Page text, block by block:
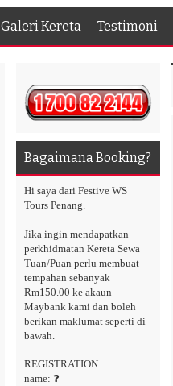
Galeri Kereta Testimoni
Bagaimana Booking?
Hi saya dari Festive WS
Tours Penang.
Jika ingin mendapatkan
perkhidmatan Kereta Sewa
Tuan/Puan perlu membuat
tempahan sebanyak
Rm150.00 ke akaun
Maybank kami dan boleh
berikan maklumat seperti di
bawah.
REGISTRATION
name: ❓